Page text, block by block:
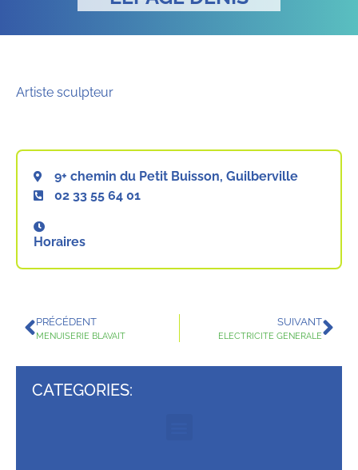
Artiste sculpteur
9+ chemin du Petit Buisson, Guilberville
02 33 55 64 01
Horaires
PRÉCÉDENT
MENUISERIE BLAVAIT
SUIVANT
ELECTRICITE GENERALE
CATEGORIES: